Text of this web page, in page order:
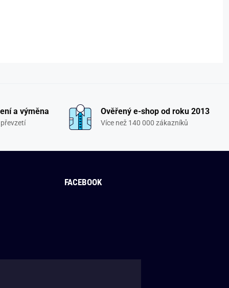
a výměna Ověřený e-shop od roku 2013
Více než 140 000 zákazníků
FACEBOOK